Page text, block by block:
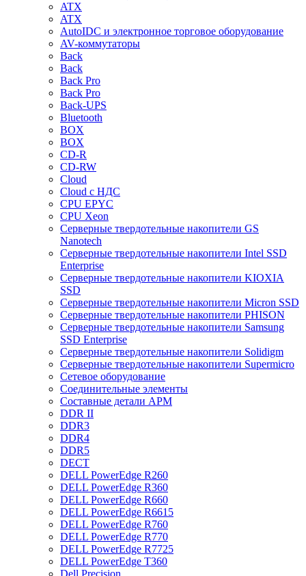
ATX
ATX
AutoIDC и электронное торговое оборудование
AV-коммутаторы
Back
Back
Back Pro
Back Pro
Back-UPS
Bluetooth
BOX
BOX
CD-R
CD-RW
Cloud
Cloud с НДС
CPU EPYC
CPU Xeon
Cерверные твердотельные накопители GS
Nanotech
Cерверные твердотельные накопители Intel SSD
Enterprise
Cерверные твердотельные накопители KIOXIA
SSD
Cерверные твердотельные накопители Micron SSD
Cерверные твердотельные накопители PHISON
Cерверные твердотельные накопители Samsung
SSD Enterprise
Cерверные твердотельные накопители Solidigm
Cерверные твердотельные накопители Supermicro
Cетевое оборудование
Cоединительные элементы
Cоставные детали АРМ
DDR II
DDR3
DDR4
DDR5
DECT
DELL PowerEdge R260
DELL PowerEdge R360
DELL PowerEdge R660
DELL PowerEdge R6615
DELL PowerEdge R760
DELL PowerEdge R770
DELL PowerEdge R7725
DELL PowerEdge T360
Dell Precision